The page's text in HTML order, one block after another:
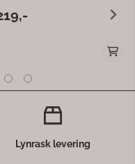
Lykte m/bølger hulmønster
Ca 13cm i diam.